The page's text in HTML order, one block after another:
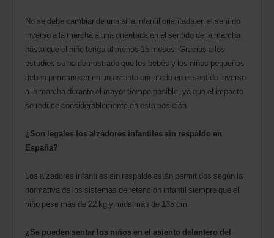
No se debe cambiar de una silla infantil orientada en el sentido
inverso a la marcha a una orientada en el sentido de la marcha
hasta que el niño tenga al menos 15 meses. Gracias a los
estudios se ha demostrado que los bebés y los niños pequeños
deben permanecer en un asiento orientado en el sentido inverso
a la marcha durante el mayor tiempo posible, ya que el impacto
se reduce considerablemente en esta posición.
¿Son legales los alzadores infantiles sin respaldo en
España?
Los alzadores infantiles sin respaldo están permitidos según la
normativa de los sistemas de retención infantil siempre que el
niño pese más de 22 kg y mida más de 135 cm.
¿Se pueden sentar los niños en el asiento delantero del